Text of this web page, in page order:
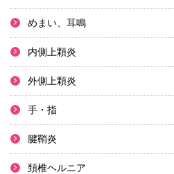
めまい、耳鳴
内側上顆炎
外側上顆炎
手・指
腱鞘炎
頚椎ヘルニア